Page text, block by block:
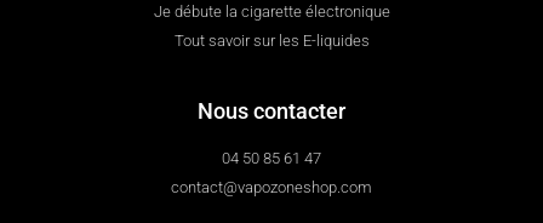
Je débute la cigarette électronique
Tout savoir sur les E-liquides
Nous contacter
04 50 85 61 47
contact@vapozoneshop.com